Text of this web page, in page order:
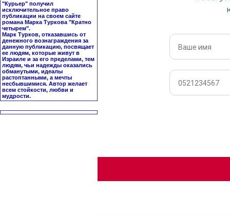
"Курьер" получил
исключительное право
публикации на своем сайте
романа Марка Туркова "Кратно
четырем".
Марк Турков, отказавшись от
денежного вознаграждения за
данную публикацию, посвящает
ее людям, которые живут в
Израиле и за его пределами, тем
людям, чьи надежды оказались
обманутыми, идеалы
растоптанными, а мечты
несбывшимися. Автор желает
всем стойкости, любви и
мудрости.